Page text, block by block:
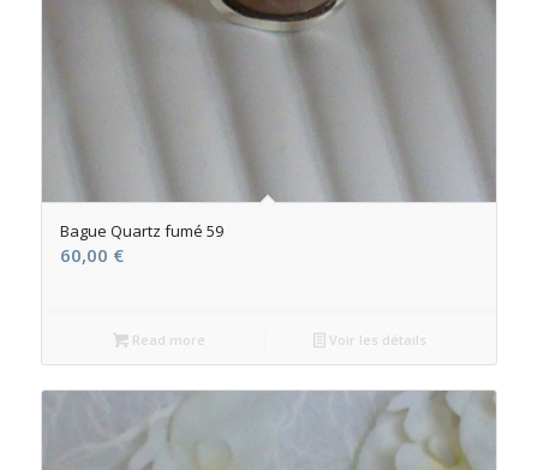
Bague Quartz fumé 59
60,00 €
Read more Voir les détails